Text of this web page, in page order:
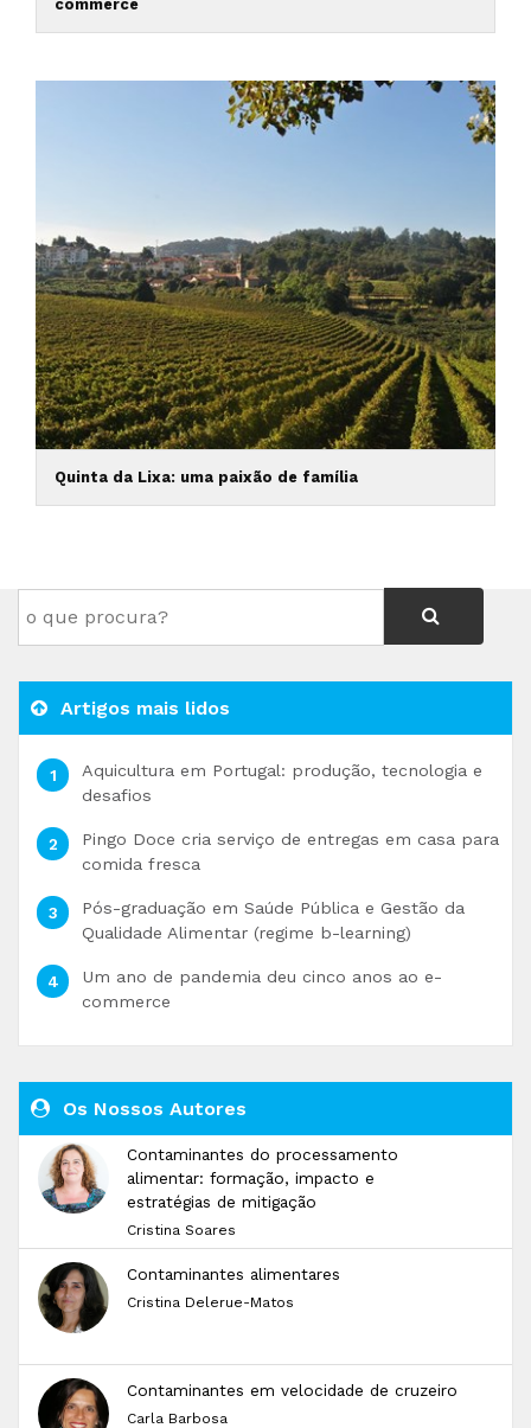
commerce
Quinta da Lixa: uma paixão de família
Artigos mais lidos
Aquicultura em Portugal: produção, tecnologia e
desafios
Pingo Doce cria serviço de entregas em casa para
comida fresca
Pós-graduação em Saúde Pública e Gestão da
Qualidade Alimentar (regime b-learning)
Um ano de pandemia deu cinco anos ao e-
commerce
Os Nossos Autores
Contaminantes do processamento
alimentar: formação, impacto e
estratégias de mitigação
Cristina Soares
Contaminantes alimentares
Cristina Delerue-Matos
Contaminantes em velocidade de cruzeiro
Carla Barbosa